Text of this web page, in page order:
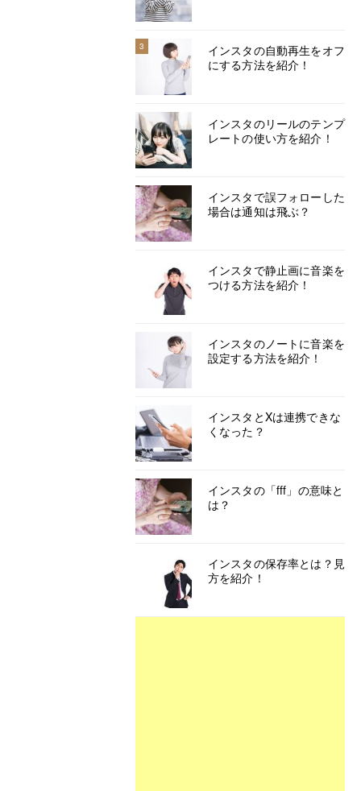
3
インスタの自動再生をオフ
にする方法を紹介！
インスタのリールのテンプ
レートの使い方を紹介！
インスタで誤フォローした
場合は通知は飛ぶ？
インスタで静止画に音楽を
つける方法を紹介！
インスタのノートに音楽を
設定する方法を紹介！
インスタとXは連携できな
くなった？
インスタの「fff」の意味と
は？
インスタの保存率とは？見
方を紹介！